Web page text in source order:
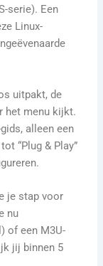
serie). Een
Linux-
uitpakt, de
het menu kijkt.
alleen een
“Plug & Play”
je stap voor
nu
of een M3U-
jij binnen 5